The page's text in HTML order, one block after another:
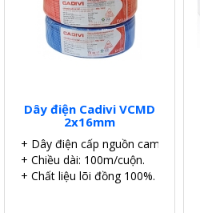
Dây điện Cadivi VCMD
2x16mm
+ Dây điện cấp nguồn camera.
+ Chiều dài: 100m/cuộn.
+ Chất liệu lõi đồng 100%.